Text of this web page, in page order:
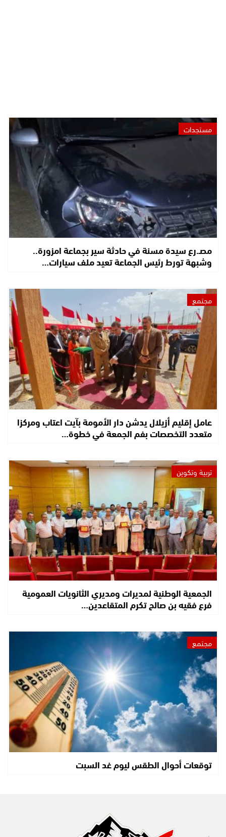
مستجدات
مصـ.رع سيدة مسنة في حادثة سير بجماعة امزورة..
وشبهة تورط رئيس الجماعة تعيد ملف سيارات…
مجتمع
عامل إقليم أزيلال يدشن دار الأمومة بآيت اعتاب ومركزا
متعدد التخصصات بفم الجمعة في خطوة…
تربية وتكوين
الجمعية الوطنية لمديرات ومديري الثانويات العمومية
فرع فقيه بن صالح تكرم المتقاعدين…
مجتمع
توقعات أحوال الطقس ليوم غد السبت